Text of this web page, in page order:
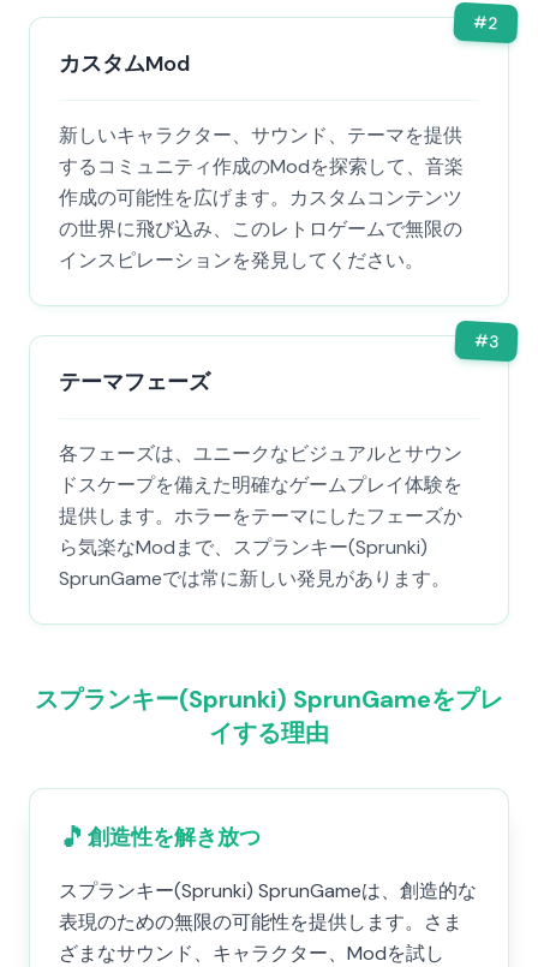
#2
カスタムMod
新しいキャラクター、サウンド、テーマを提供
するコミュニティ作成のModを探索して、音楽
作成の可能性を広げます。カスタムコンテンツ
の世界に飛び込み、このレトロゲームで無限の
インスピレーションを発見してください。
#3
テーマフェーズ
各フェーズは、ユニークなビジュアルとサウン
ドスケープを備えた明確なゲームプレイ体験を
提供します。ホラーをテーマにしたフェーズか
ら気楽なModまで、スプランキー(Sprunki)
SprunGameでは常に新しい発見があります。
スプランキー(Sprunki) SprunGameをプレ
イする理由
🎵 創造性を解き放つ
スプランキー(Sprunki) SprunGameは、創造的な
表現のための無限の可能性を提供します。さま
ざまなサウンド、キャラクター、Modを試し